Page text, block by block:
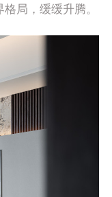
局，缓缓升腾。